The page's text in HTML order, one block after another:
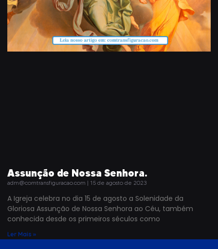
Assunção de Nossa Senhora.
adm@comtransfiguracao.com 15 de agosto de 2023
A Igreja celebra no dia 15 de agosto a Solenidade da
Gloriosa Assunção de Nossa Senhora ao Céu, também
conhecida desde os primeiros séculos como
Ler Mais »